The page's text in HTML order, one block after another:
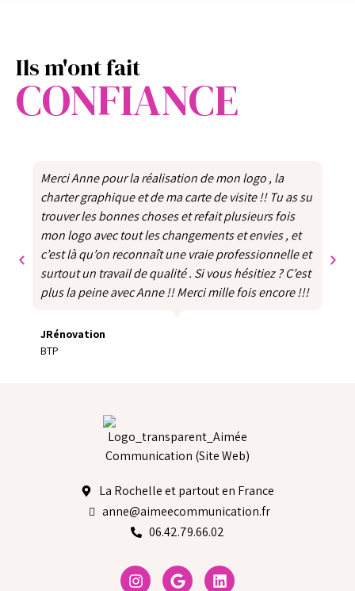
Ils m'ont fait
CONFIANCE
Merci Anne pour la réalisation de mon logo , la
charter graphique et de ma carte de visite !! Tu as su
trouver les bonnes choses et refait plusieurs fois
mon logo avec tout les changements et envies , et
c’est là qu’on reconnaît une vraie professionnelle et
surtout un travail de qualité . Si vous hésitiez ? C’est
plus la peine avec Anne !! Merci mille fois encore !!!
JRénovation
BTP
La Rochelle et partout en France
anne@aimeecommunication.fr
06.42.79.66.02